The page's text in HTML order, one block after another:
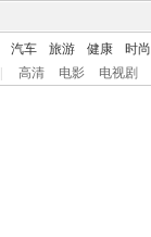
汽车 旅游 健康 时尚
高清 电影 电视剧